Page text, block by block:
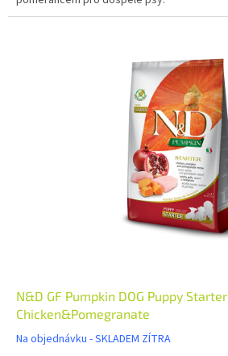
N&D GF Pumpkin DOG Puppy Starter
Chicken&Pomegranate
Na objednávku - SKLADEM ZÍTRA